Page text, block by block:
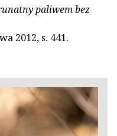
paliwem bez
2012, s. 441.